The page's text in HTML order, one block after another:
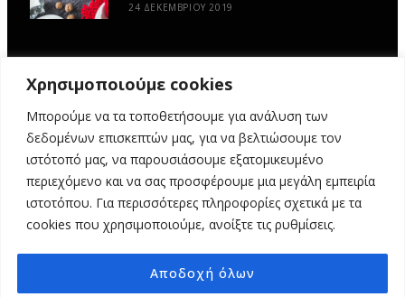
Χρησιμοποιούμε cookies
Μπορούμε να τα τοποθετήσουμε για ανάλυση των
δεδομένων επισκεπτών μας, για να βελτιώσουμε τον
ιστότοπό μας, να παρουσιάσουμε εξατομικευμένο
περιεχόμενο και να σας προσφέρουμε μια μεγάλη εμπειρία
ιστοτόπου. Για περισσότερες πληροφορίες σχετικά με τα
cookies που χρησιμοποιούμε, ανοίξτε τις ρυθμίσεις.
Αποδοχή όλων
24 ΔΕΚΕΜΒΡΊΟΥ 2019
ΥΦΑΣΜΆΤΙΝΕΣ ΙΣΤΟΡΊΕΣ DIY
ΕΡΓΑΣΤΉΡΙΑ